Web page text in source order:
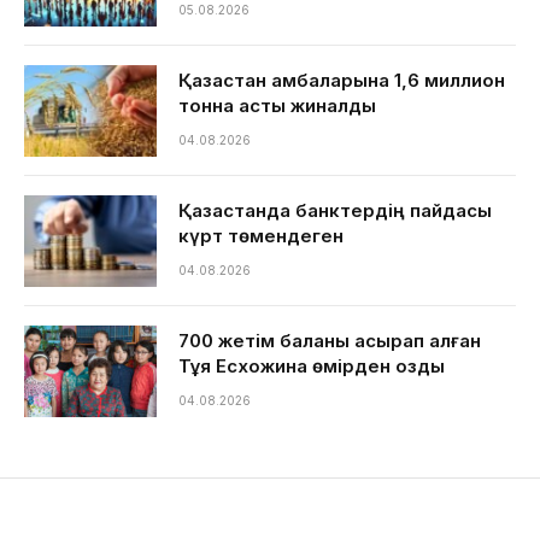
05.08.2026
Қазақстан қамбаларына 1,6 миллион
тонна астық жиналды
04.08.2026
Қазақстанда банктердің пайдасы
күрт төмендеген
04.08.2026
700 жетім баланы асырап алған
Тұяқ Есхожина өмірден озды
04.08.2026